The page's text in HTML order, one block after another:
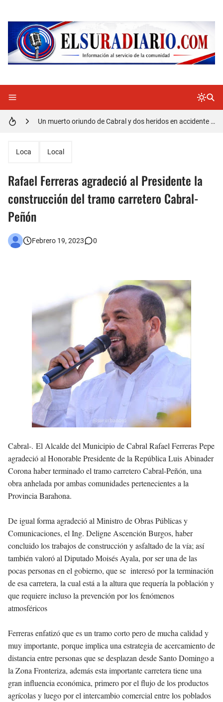
Un muerto oriundo de Cabral y dos heridos en accidente de tránsito en la autopista Duarte
Loca Local
Rafael Ferreras agradeció al Presidente la
construcción del tramo carretero Cabral-
Peñón
Febrero 19, 2023 0
Cabral-. El Alcalde del Municipio de CabralRafaelFerreras Pepe
agradeció al Honorable Presidente de la RepúblicaLuis Abinader
Coronahaber terminado el tramo carretero Cabral-Peñón, una
obra anhelada por ambas comunidades pertenecientes a la
Provincia Barahona.
De igual forma agradeció al Ministro de Obras Públicas y
Comunicaciones, el Ing. Deligne Ascención Burgos, haber
concluido los trabajos de construcción y asfaltado de la vía; así
también valoró al Diputado Moisés Ayala, por ser una de las
pocas personas en el gobierno, que se interesó por la terminación
de esa carretera, la cual está a la altura que requería la población y
que requiere incluso la prevención por los fenómenos
atmosféricos
Ferreras enfatizó que es un tramo corto pero de mucha calidad y
muy importante, porque implica una estrategia de acercamiento de
distancia entre personas que se desplazan desde Santo Domingo a
la Zona Fronteriza, además esta importante carretera tiene una
gran influencia económica, primero por el flujo de los productos
agrícolas y luego por el intercambio comercial entre los poblados